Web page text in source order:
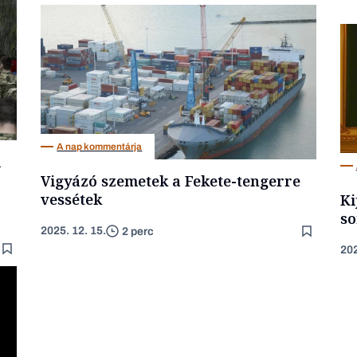
A nap kommentárja
Vigyázó szemetek a Fekete-tengerre
vessétek
2025. 12. 15. 2 perc